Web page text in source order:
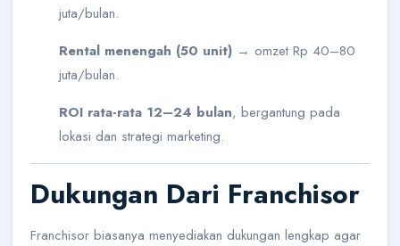
juta/bulan.
Rental menengah (50 unit) → omzet Rp 40–80
juta/bulan.
ROI rata-rata 12–24 bulan, bergantung pada
lokasi dan strategi marketing.
Dukungan Dari Franchisor
Franchisor biasanya menyediakan dukungan lengkap agar